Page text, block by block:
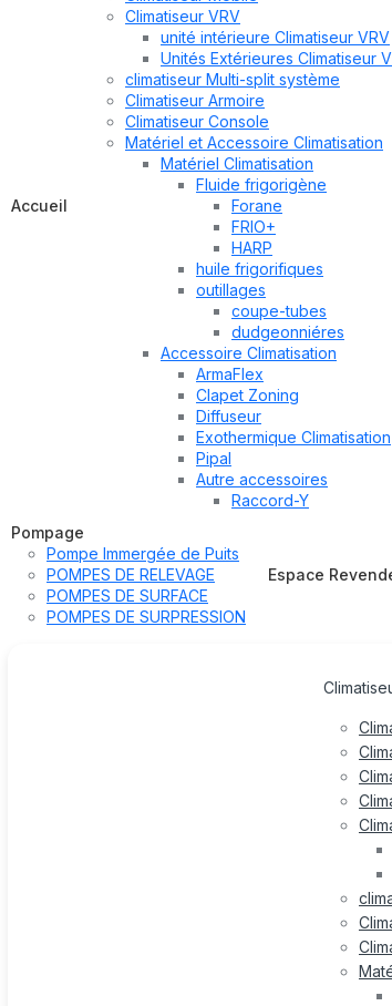
Accueil
Climatiseur VRV
unité intérieure Climatiseur VRV
Unités Extérieures Climatiseur
climatiseur Multi-split système
Climatiseur Armoire
Climatiseur Console
Matériel et Accessoire Climatisation
Matériel Climatisation
Fluide frigorigène
Forane
FRIO+
HARP
huile frigorifiques
outillages
coupe-tubes
dudgeonniéres
Accessoire Climatisation
ArmaFlex
Clapet Zoning
Diffuseur
Exothermique Climatisation
Pipal
Autre accessoires
Raccord-Y
Pompage
Pompe Immergée de Puits
POMPES DE RELEVAGE
POMPES DE SURFACE
POMPES DE SURPRESSION
Espace